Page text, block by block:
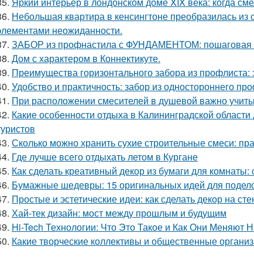
Небольшая квартира в кенсингтоне преобразилась
неожиданности.
ЗАБОР из профнастила с ФУНДАМЕНТОМ: пошаговая
Дом с характером в Коннектикуте.
Преимущества горизонтального забора из профлиста:
Удобство и практичность: забор из одностороннего
При расположении смесителей в душевой важно
Какие особенности отдыха в Калининградской
Сколько можно хранить сухие строительные смеси:
Где лучше всего отдыхать летом в Кургане
Как сделать креативный декор из бумаги для комнаты:
Бумажные шедевры: 15 оригинальных идей для
Простые и эстетические идеи: как сделать декор на
Хай-тек дизайн: мост между прошлым и будущим
Hi-Tech Технологии: Что Это Такое и Как Они Меняют
Какие творческие коллективы и общественные